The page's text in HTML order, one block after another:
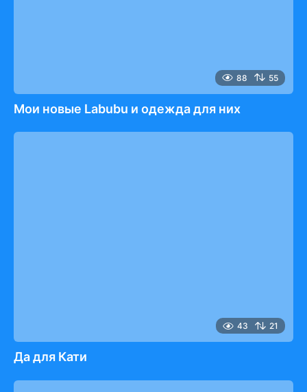
88 55
Мои новые Labubu и одежда для них
43 21
Да для Кати